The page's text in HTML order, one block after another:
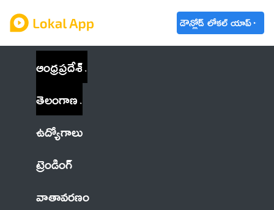
డౌన్లోడ్ లోకల్ యాప్
ఆంధ్రప్రదేశ్
తెలంగాణ
ఉద్యోగాలు
ట్రెండింగ్
వాతావరణం